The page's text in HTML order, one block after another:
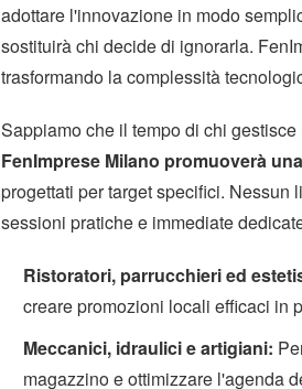
adottare l'innovazione in modo
sostituirà chi decide di ignorarla.
trasformando la complessità
Sappiamo che il tempo di chi
FenImprese Milano promuoverà
progettati per target specifici.
sessioni pratiche e immediate
Ristoratori, parrucchieri ed
creare promozioni locali efficaci in
Meccanici, idraulici e artigiani:
magazzino e ottimizzare l'agenda